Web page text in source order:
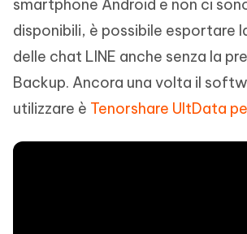
smartphone Android e non ci
disponibili, è possibile esportare
delle chat LINE anche senza la
Backup. Ancora una volta il
utilizzare è Tenorshare UltData